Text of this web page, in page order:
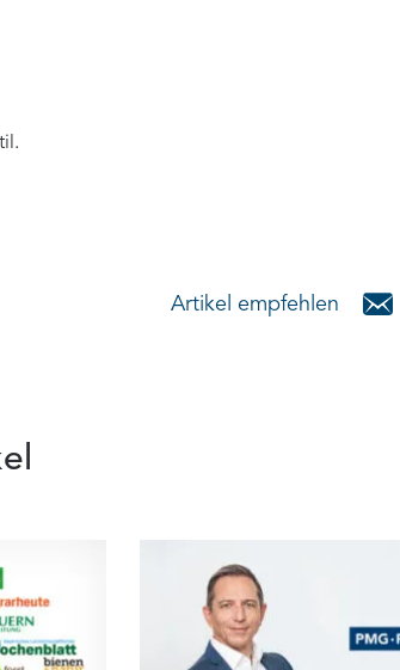
Artikel empfehlen